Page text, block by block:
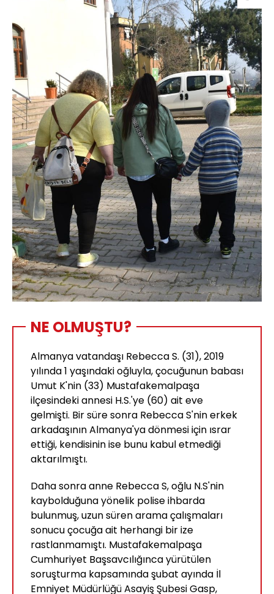
NE OLMUŞTU?
Almanya vatandaşı Rebecca S. (31), 2019
yılında 1 yaşındaki oğluyla, çocuğunun babası
Umut K'nin (33) Mustafakemalpaşa
ilçesindeki annesi H.S.'ye (60) ait eve
gelmişti. Bir süre sonra Rebecca S'nin erkek
arkadaşının Almanya'ya dönmesi için ısrar
ettiği, kendisinin ise bunu kabul etmediği
aktarılmıştı.
Daha sonra anne Rebecca S, oğlu N.S'nin
kaybolduğuna yönelik polise ihbarda
bulunmuş, uzun süren arama çalışmaları
sonucu çocuğa ait herhangi bir ize
rastlanmamıştı. Mustafakemalpaşa
Cumhuriyet Başsavcılığınca yürütülen
soruşturma kapsamında şubat ayında İl
Emniyet Müdürlüğü Asayiş Şubesi Gasp,